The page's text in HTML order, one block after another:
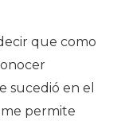
que como
sucedió en el
permite